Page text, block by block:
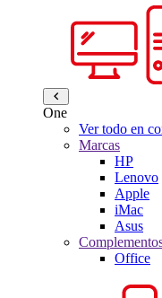
One
Ver todo en
Marcas
HP
Lenovo
Apple
iMac
Asus
Office